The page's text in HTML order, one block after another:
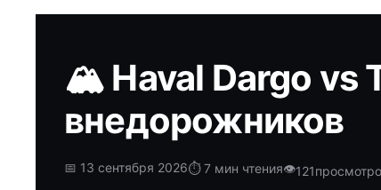
🏔️ Haval Dargo vs
внедорожников
📅 13 сентября 2026⏱️ 7 мин чтения👁️121